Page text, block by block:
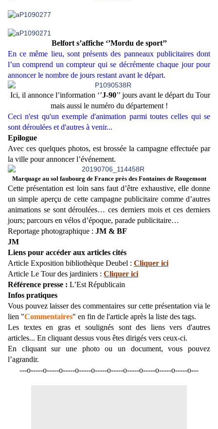
Belfort s’affiche ‘’Mordu de sport’’
En ce même lieu, sont présents des panneaux publicitaires dont
l’un comprend un compteur qui se décrémente chaque jour pour
annoncer le nombre de jours restant avant le départ.
Ici, il annonce l’information ‘’J-90’’ jours avant le départ du Tour
mais aussi le numéro du département !
Ceci n'est qu'un exemple d'animation parmi toutes celles qui se
sont déroulées et d'autres à venir...
Epilogue
Avec ces quelques photos, est brossée la campagne effectuée par
la ville pour annoncer l’événement.
Marquage au sol faubourg de France près des Fontaines de Rougemont
Cette présentation est loin sans faut d’être exhaustive, elle donne
un simple aperçu de cette campagne publicitaire comme d’autres
animations se sont déroulées… ces derniers mois et ces derniers
jours; parcours en vélos d’époque, parade publicitaire…
Reportage photographique : JM & BF
JM
Liens pour accéder aux articles cités
Article Exposition bibliothèque Deubel : Cliquer ici
Article Le Tour des jardiniers : Cliquer ici
Référence presse : L’Est Républicain
Infos pratiques
Vous pouvez laisser des commentaires sur cette présentation via le
lien "Commentaires" en fin de l'article après la liste des tags.
Les textes en gras et soulignés sont des liens vers d'autres
articles... En cliquant dessus vous êtes dirigés vers ceux-ci.
En cliquant sur une photo ou un document, vous pouvez
l’agrandir.
---o-----o-----o-----o-----o-----o-----o-----o-----o-----o-----o---